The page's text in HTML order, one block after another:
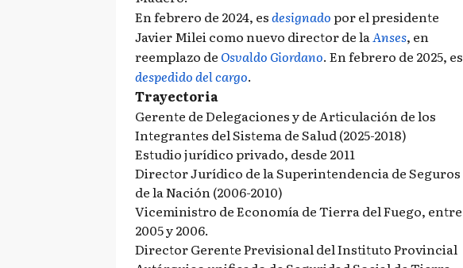
En febrero de 2024, esdesignadopor el presidente
Javier Milei como nuevo director de laAnses, en
reemplazo de Osvaldo Giordano. En febrero de 2025, es
despedido del cargo.
Trayectoria
Gerente de Delegaciones y de Articulación de los
Integrantes del Sistema de Salud (2025-2018)
Estudio jurídico privado, desde 2011
Director Jurídico de la Superintendencia de Seguros
de la Nación (2006-2010)
Viceministro de Economía de Tierra del Fuego, entre
2005 y 2006.
Director Gerente Previsional del Instituto Provincial